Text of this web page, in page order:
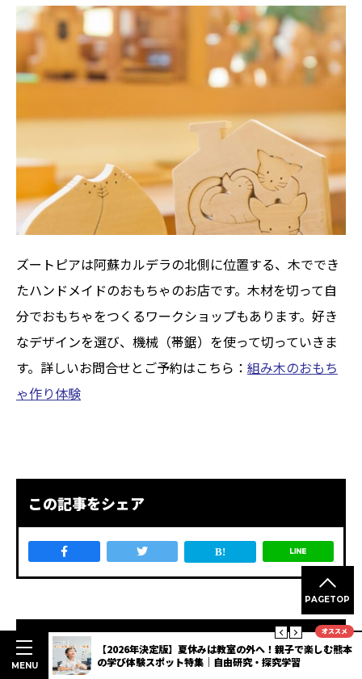
ズートピアは阿蘇カルデラの北側に位置する、木ででき
たハンドメイドのおもちゃのお店です。木材を切って自
分でおもちゃをつくるワークショップもあります。好き
なデザインを選び、機械（帯鋸）を使って切っていきま
す。詳しいお問合せとご予約はこちら： 組み木のおもち
ゃ作り体験
この記事をシェア
キュレーター紹介
PAGETOP
オススメ
む熊本
夏休みの体験におススメ！八代の食を満喫する「ヤツシロ
ディープスタンプラリー」開催【熊本DC】
MENU